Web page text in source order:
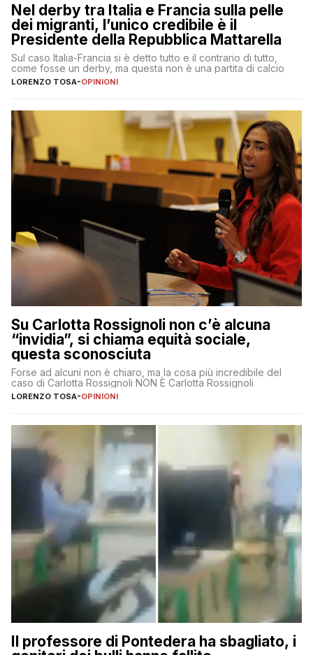
Nel derby tra Italia e Francia sulla pelle
dei migranti, l’unico credibile è il
Presidente della Repubblica Mattarella
Sul caso Italia-Francia si è detto tutto e il contrario di tutto,
come fosse un derby, ma questa non è una partita di calcio
LORENZO TOSA-OPINIONI
Su Carlotta Rossignoli non c’è alcuna
“invidia”, si chiama equità sociale,
questa sconosciuta
Forse ad alcuni non è chiaro, ma la cosa più incredibile del
caso di Carlotta Rossignoli NON È Carlotta Rossignoli
LORENZO TOSA-OPINIONI
Il professore di Pontedera ha sbagliato, i